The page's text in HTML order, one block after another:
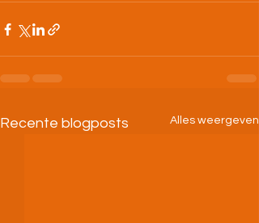
Recente blogposts Alles weergeven